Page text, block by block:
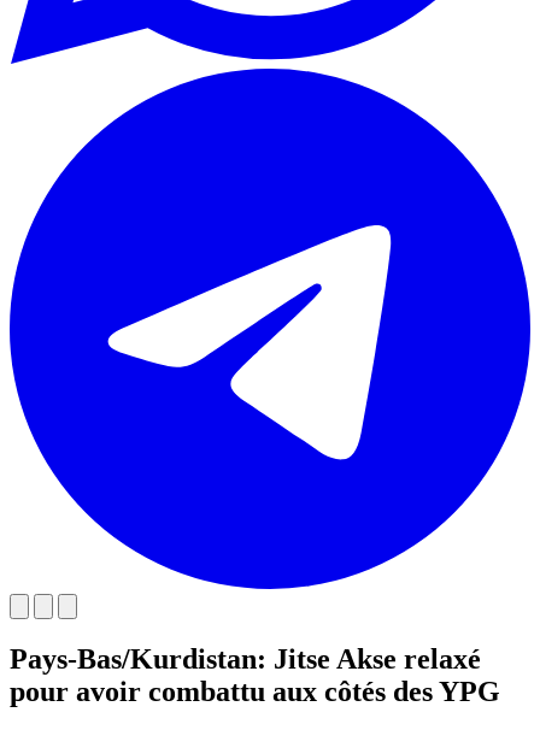
Pays-Bas/Kurdistan: Jitse Akse relaxé
pour avoir combattu aux côtés des YPG